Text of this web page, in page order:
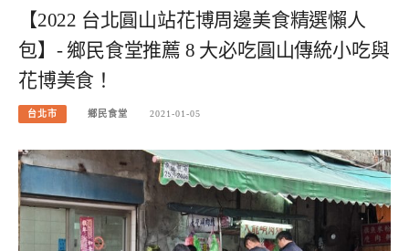
【2022 台北圓山站花博周邊美食精選懶人
包】- 鄉民食堂推薦 8 大必吃圓山傳統小吃與
花博美食！
台北市 鄉民食堂 2021-01-05